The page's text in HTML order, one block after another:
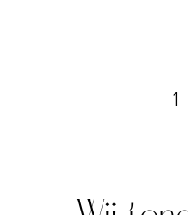
1